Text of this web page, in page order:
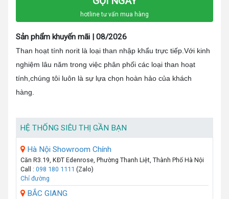
hotline tư vấn mua hàng
Sản phẩm khuyến mãi | 08/2026
Than hoạt tính norit là loại than nhập khẩu trực tiếp.Với kinh
nghiệm lâu năm trong việc phân phối các loại than hoạt
tính,chúng tôi luôn là sự lựa chọn hoàn hảo của khách
hàng.
HỆ THỐNG SIÊU THỊ GẦN BẠN
Hà Nội Showroom Chính
Căn R3.19, KĐT Edenrose, Phường Thanh Liệt, Thành Phố Hà Nội
Call : 098 180 1111 (Zalo)
Chỉ đường
BẮC GIANG